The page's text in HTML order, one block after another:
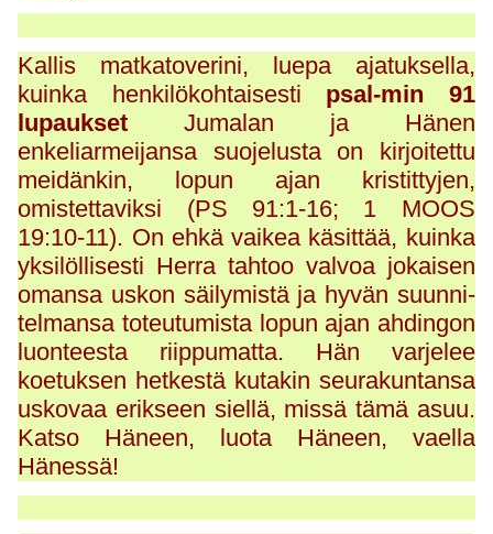
Kallis matkatoverini, luepa ajatuksella,
kuinka henkilökohtaisesti psal-min 91
lupaukset Jumalan ja Hänen
enkeliarmeijansa suojelusta on kirjoitettu
meidänkin, lopun ajan kristittyjen,
omistettaviksi (PS 91:1-16; 1 MOOS
19:10-11). On ehkä vaikea käsittää, kuinka
yksilöllisesti Herra tahtoo valvoa jokaisen
omansa uskon säilymistä ja hyvän suunni-
telmansa toteutumista lopun ajan ahdingon
luonteesta riippumatta. Hän varjelee
koetuksen hetkestä kutakin seurakuntansa
uskovaa erikseen siellä, missä tämä asuu.
Katso Häneen, luota Häneen, vaella
Hänessä!